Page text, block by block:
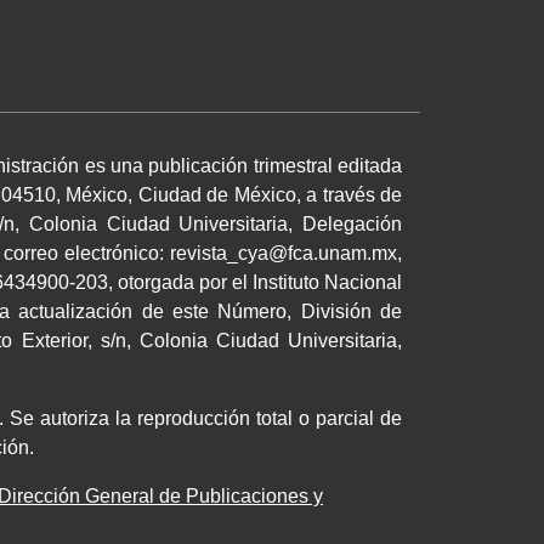
es una publicación trimestral editada
México, Ciudad de México, a través de
Colonia Ciudad Universitaria, Delegación
electrónico: revista_cya@fca.unam.mx,
203, otorgada por el Instituto Nacional
actualización de este Número, División de
Exterior, s/n, Colonia Ciudad Universitaria,
autoriza la reproducción total o parcial de
General de Publicaciones y